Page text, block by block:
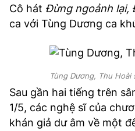
Cô hát Đừng ngoảnh lại,
ca với Tùng Dương ca
Tùng Dương, Thu Hoài
Sau gần hai tiếng trên
1/5, các nghệ sĩ của
khán giả dư âm về một